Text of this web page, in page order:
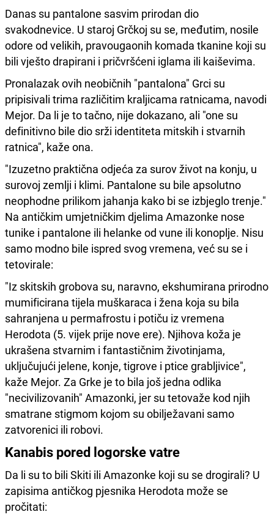
Danas su pantalone sasvim prirodan dio
svakodnevice. U staroj Grčkoj su se, međutim, nosile
odore od velikih, pravougaonih komada tkanine koji su
bili vješto drapirani i pričvršćeni iglama ili kaiševima.
Pronalazak ovih neobičnih "pantalona" Grci su
pripisivali trima različitim kraljicama ratnicama, navodi
Mejor. Da li je to tačno, nije dokazano, ali "one su
definitivno bile dio srži identiteta mitskih i stvarnih
ratnica", kaže ona.
"Izuzetno praktična odjeća za surov život na konju, u
surovoj zemlji i klimi. Pantalone su bile apsolutno
neophodne prilikom jahanja kako bi se izbjeglo trenje."
Na antičkim umjetničkim djelima Amazonke nose
tunike i pantalone ili helanke od vune ili konoplje. Nisu
samo modno bile ispred svog vremena, već su se i
tetovirale:
"Iz skitskih grobova su, naravno, ekshumirana prirodno
mumificirana tijela muškaraca i žena koja su bila
sahranjena u permafrostu i potiču iz vremena
Herodota (5. vijek prije nove ere). Njihova koža je
ukrašena stvarnim i fantastičnim životinjama,
uključujući jelene, konje, tigrove i ptice grabljivice",
kaže Mejor. Za Grke je to bila još jedna odlika
"necivilizovanih" Amazonki, jer su tetovaže kod njih
smatrane stigmom kojom su obilježavani samo
zatvorenici ili robovi.
Kanabis pored logorske vatre
Da li su to bili Skiti ili Amazonke koji su se drogirali? U
zapisima antičkog pjesnika Herodota može se
pročitati: